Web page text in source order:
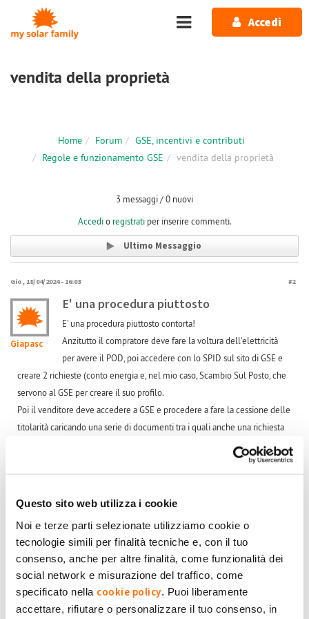
Questo sito web utilizza i cookie
Noi e terze parti selezionate utilizziamo cookie o
tecnologie simili per finalità tecniche e, con il tuo
consenso, anche per altre finalità, come funzionalità dei
social network e misurazione del traffico, come
specificato nella cookie policy . Puoi liberamente
accettare, rifiutare o personalizzare il tuo consenso, in
Salta al contenuto principale
Accedi
vendita della proprietà
Home Forum
GSE, incentivi e contributi
Regole e funzionamento GSE
vendita della proprietà
3 messaggi / 0 nuovi
Accedio registratiper inserire commenti.
Ultimo Messaggio
Gio, 18/04/2024 - 16:03 #2
Giapasc
E' una procedura piuttosto
E' una procedura piuttosto contorta!
Anzitutto il compratore deve fare la voltura dell'elettricità
per avere il POD, poi accedere con lo SPID sul sito di GSE e
creare 2 richieste (conto energia e, nel mio caso, Scambio Sul Posto, che
servono al GSE per creare il suo profilo.
Poi il venditore deve accedere a GSE e procedere a fare la cessione delle
titolarità caricando una serie di documenti tra i quali anche una richiesta
Dopo una 15na di giorni arriverà la mail a entrambi di conferma del
passaggio o di richiesta di integrazione documentazione.
le indicazioni per inserire una serie di info proprie come l'IBAN
perfezionando il trasferimento.
In ogni caso io, che l'ho fatto il mese scorso da subentrante, mi sono fatto
aiutare dal numero verde del GSE 800.16.16.16 in questa maniera:
1) prima ho chiamato e mi sono fatto dire i documenti di cui mi dovevo
munire e i passaggi da fare;
2) mi sono procurato i documenti (su file) ed ho chiamato per farmi